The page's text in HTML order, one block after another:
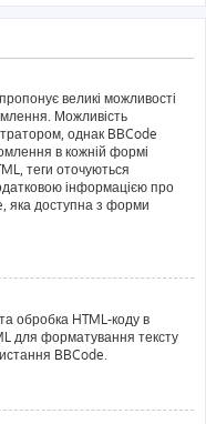
великі можливості
Можливість
однак BBCode
в кожній формі
теги оточуються
інформацією про
яка доступна з форми
обробка HTML-коду в
для форматування тексту
BBCode.